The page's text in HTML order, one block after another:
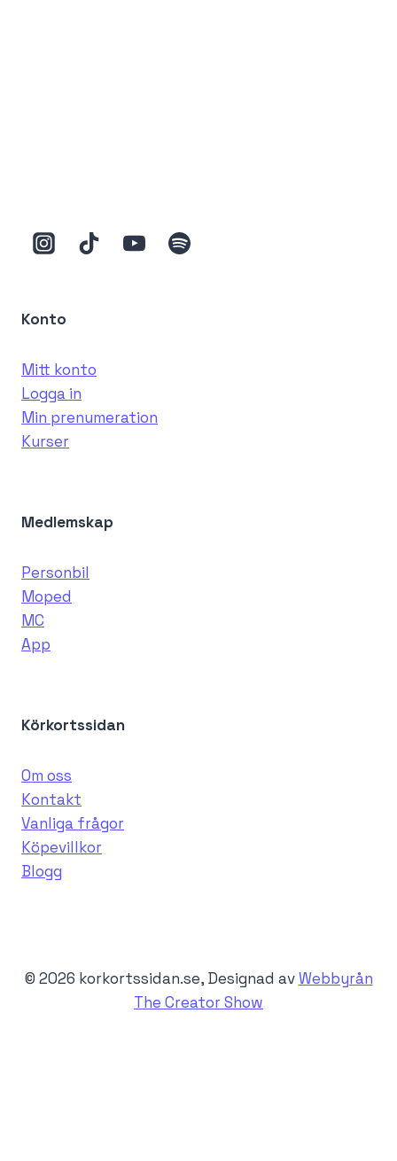
Konto
Mitt konto
Logga in
Min prenumeration
Kurser
Medlemskap
Personbil
Moped
MC
App
Körkortssidan
Om oss
Kontakt
Vanliga frågor
Köpevillkor
Blogg
© 2026 korkortssidan.se, Designad avWebbyrån
The Creator Show